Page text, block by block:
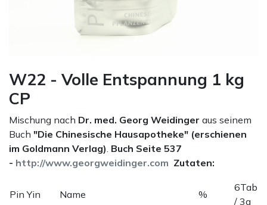
W22 - Volle Entspannung 1 kg
CP
Mischung nach Dr. med. Georg Weidinger aus seinem
Buch "Die Chinesische Hausapotheke" (erschienen
im Goldmann Verlag) Buch Seite 537
- http://www.georgweidinger.com Zutaten:
Pin Yin Name %
6Tab
/ 3g